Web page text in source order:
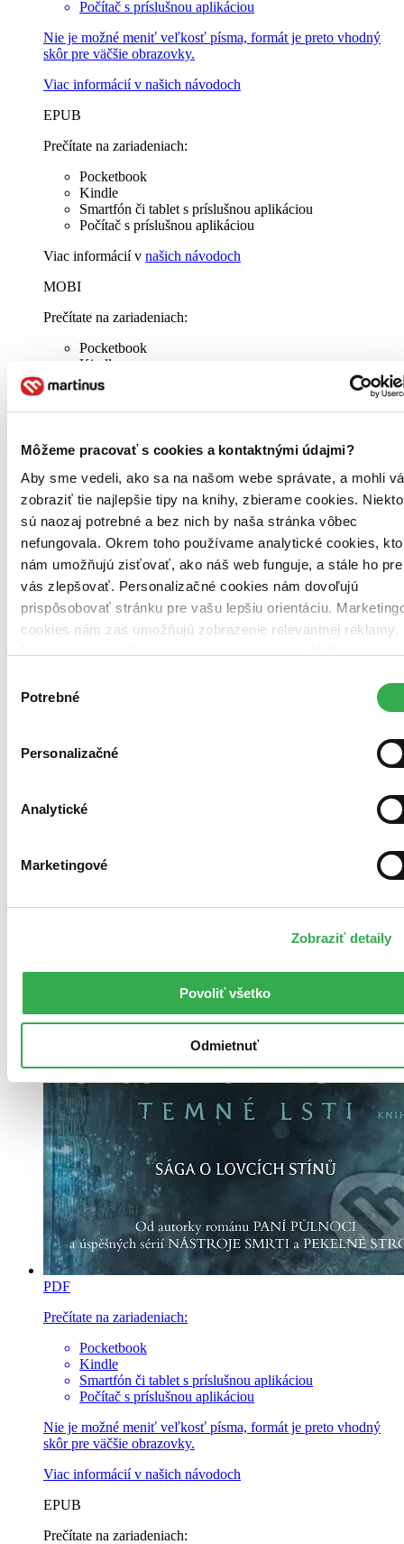
Môžeme pracovať s cookies a kontaktnými údajmi?
Aby sme vedeli, ako sa na našom webe správate, a mohli
zobraziť tie najlepšie tipy na knihy, zbierame cookies.
sú naozaj potrebné a bez nich by naša stránka vôbec
nefungovala. Okrem toho používame analytické cookies,
nám umožňujú zisťovať, ako náš web funguje, a stále ho pre
vás zlepšovať. Personalizačné cookies nám dovoľujú
prispôsobovať stránku pre vašu lepšiu orientáciu.
cookies nám zas umožňujú zobrazenie relevantnej reklamy.
Ďakujeme!
súhlasu
Potrebné
Personalizačné
Analytické
Marketingové
Zobraziť detaily
Povoliť všetko
Odmietnuť
Počítač s príslušnou aplikáciou
Nie je možné meniť veľkosť písma, formát je preto vhodný
skôr pre väčšie obrazovky.
Viac informácií v našich návodoch
EPUB
Prečítate na zariadeniach:
Pocketbook
Kindle
Smartfón či tablet s príslušnou aplikáciou
Počítač s príslušnou aplikáciou
Viac informácií v našich návodoch
MOBI
Prečítate na zariadeniach:
Pocketbook
Kindle
Smartfón či tablet s príslušnou aplikáciou
Čeština, 2021
Ihneď na stiahnutie
Máte čítačku, tablet alebo mobil? Stiahnite si do nich e-knihu:
budete ju mať hneď a ešte aj ušetríte život stromom. Viac
informácii o e-kniháchnájdete tu.
11,49 €
Vložiť do košíka
PDF
Prečítate na zariadeniach:
Pocketbook
Kindle
Smartfón či tablet s príslušnou aplikáciou
Počítač s príslušnou aplikáciou
Nie je možné meniť veľkosť písma, formát je preto vhodný
skôr pre väčšie obrazovky.
Viac informácií v našich návodoch
EPUB
Prečítate na zariadeniach: